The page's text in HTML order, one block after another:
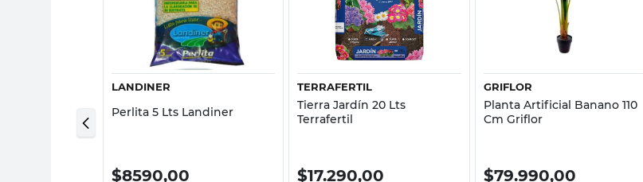
Vista rápida
LANDINER
Perlita 5 Lts Landiner
$8590,00
Vista rápida
TERRAFERTIL
Tierra Jardín 20 Lts
Terrafertil
$17.290,00
Vista rápida
GRIFLOR
Planta Artificial Banano 110
Cm Griflor
$79.990,00